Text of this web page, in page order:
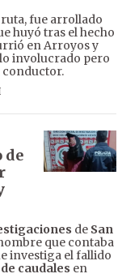
fue arrollado
huyó tras el hecho
en Arroyos y
involucrado pero
conductor.
de
de San
que contaba
investiga el fallido
caudales en